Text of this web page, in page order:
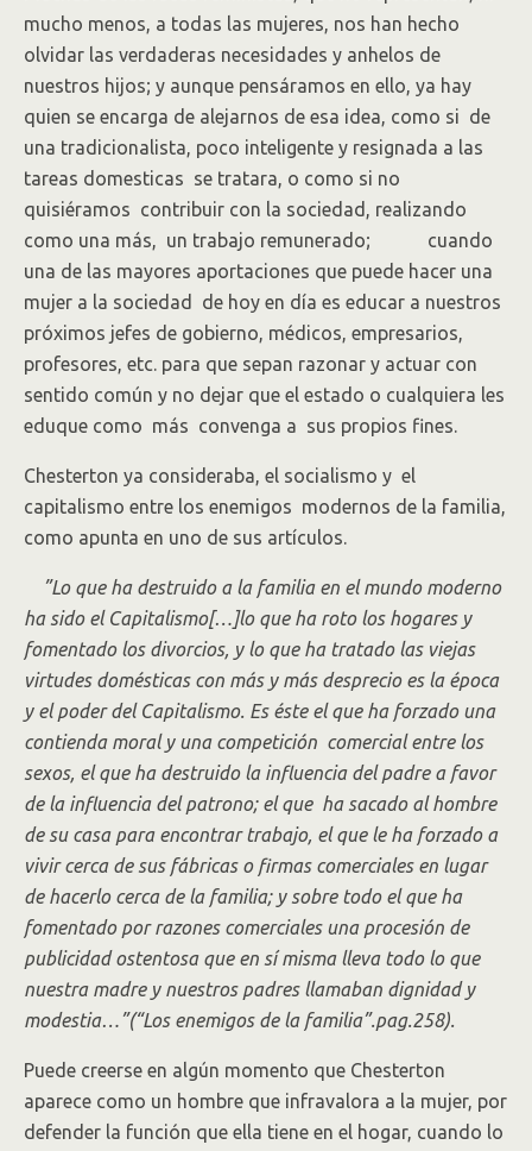
mucho menos, a todas las mujeres, nos han hecho
olvidar las verdaderas necesidades y anhelos de
nuestros hijos; y aunque pensáramos en ello, ya hay
quien se encarga de alejarnos de esa idea, como si de
una tradicionalista, poco inteligente y resignada a las
tareas domesticas se tratara, o como si no
quisiéramos contribuir con la sociedad, realizando
como una más, un trabajo remunerado; cuando
una de las mayores aportaciones que puede hacer una
mujer a la sociedad de hoy en día es educar a nuestros
próximos jefes de gobierno, médicos, empresarios,
profesores, etc. para que sepan razonar y actuar con
sentido común y no dejar que el estado o cualquiera les
eduque como más convenga a sus propios fines.
Chesterton ya consideraba, el socialismo y el
capitalismo entre los enemigos modernos de la familia,
como apunta en uno de sus artículos.
”Lo que ha destruido a la familia en el mundo moderno
ha sido el Capitalismo[…]lo que ha roto los hogares y
fomentado los divorcios, y lo que ha tratado las viejas
virtudes domésticas con más y más desprecio es la época
y el poder del Capitalismo. Es éste el que ha forzado una
contienda moral y una competición comercial entre los
sexos, el que ha destruido la influencia del padre a favor
de la influencia del patrono; el que ha sacado al hombre
de su casa para encontrar trabajo, el que le ha forzado a
vivir cerca de sus fábricas o firmas comerciales en lugar
de hacerlo cerca de la familia; y sobre todo el que ha
fomentado por razones comerciales una procesión de
publicidad ostentosa que en sí misma lleva todo lo que
nuestra madre y nuestros padres llamaban dignidad y
modestia…”(“Los enemigos de la familia”.pag.258).
Puede creerse en algún momento que Chesterton
aparece como un hombre que infravalora a la mujer, por
defender la función que ella tiene en el hogar, cuando lo